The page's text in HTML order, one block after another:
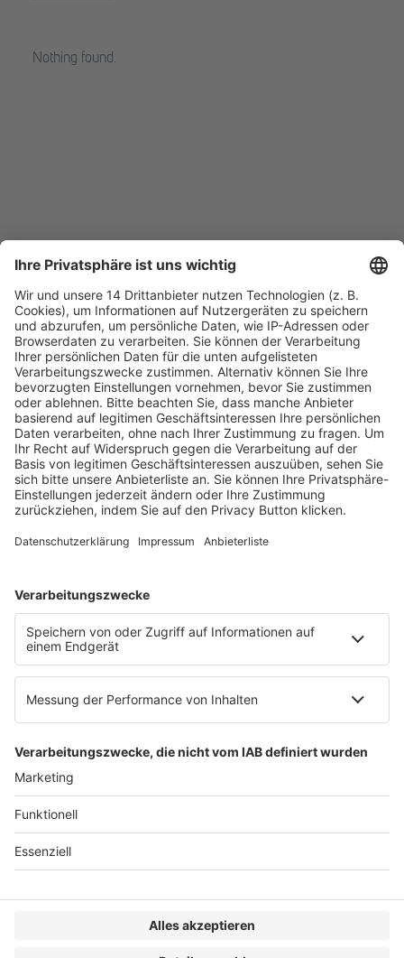
Nothing found.
Fachmedien Recht und Wirtschaft
Ein Fachbereich der
dfv Mediengruppe
Mainzer Landstr. 251
60326 Frankfurt am Main
E-Mail:info@ruw.de
Web:https://www.ruw.de
AGB
Datenschutzerklärung
Genderhinweis
Cookie-Einstellungen